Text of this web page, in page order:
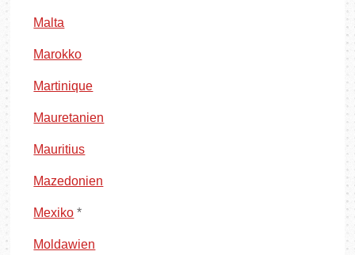
Malta
Marokko
Martinique
Mauretanien
Mauritius
Mazedonien
Mexiko *
Moldawien